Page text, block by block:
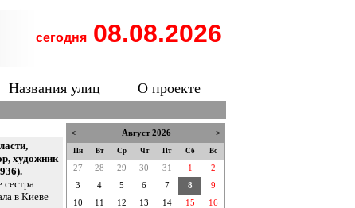
сегодня 08.08.2026
Названия улиц
О проекте
художник
сестра
в Киеве
< Август 2026 >
Пн Вт Ср Чт Пт Сб Вс
27 28 29 30 31 1
2
3
4 5 6 7 8
9
10
11 12 13 14 15
16